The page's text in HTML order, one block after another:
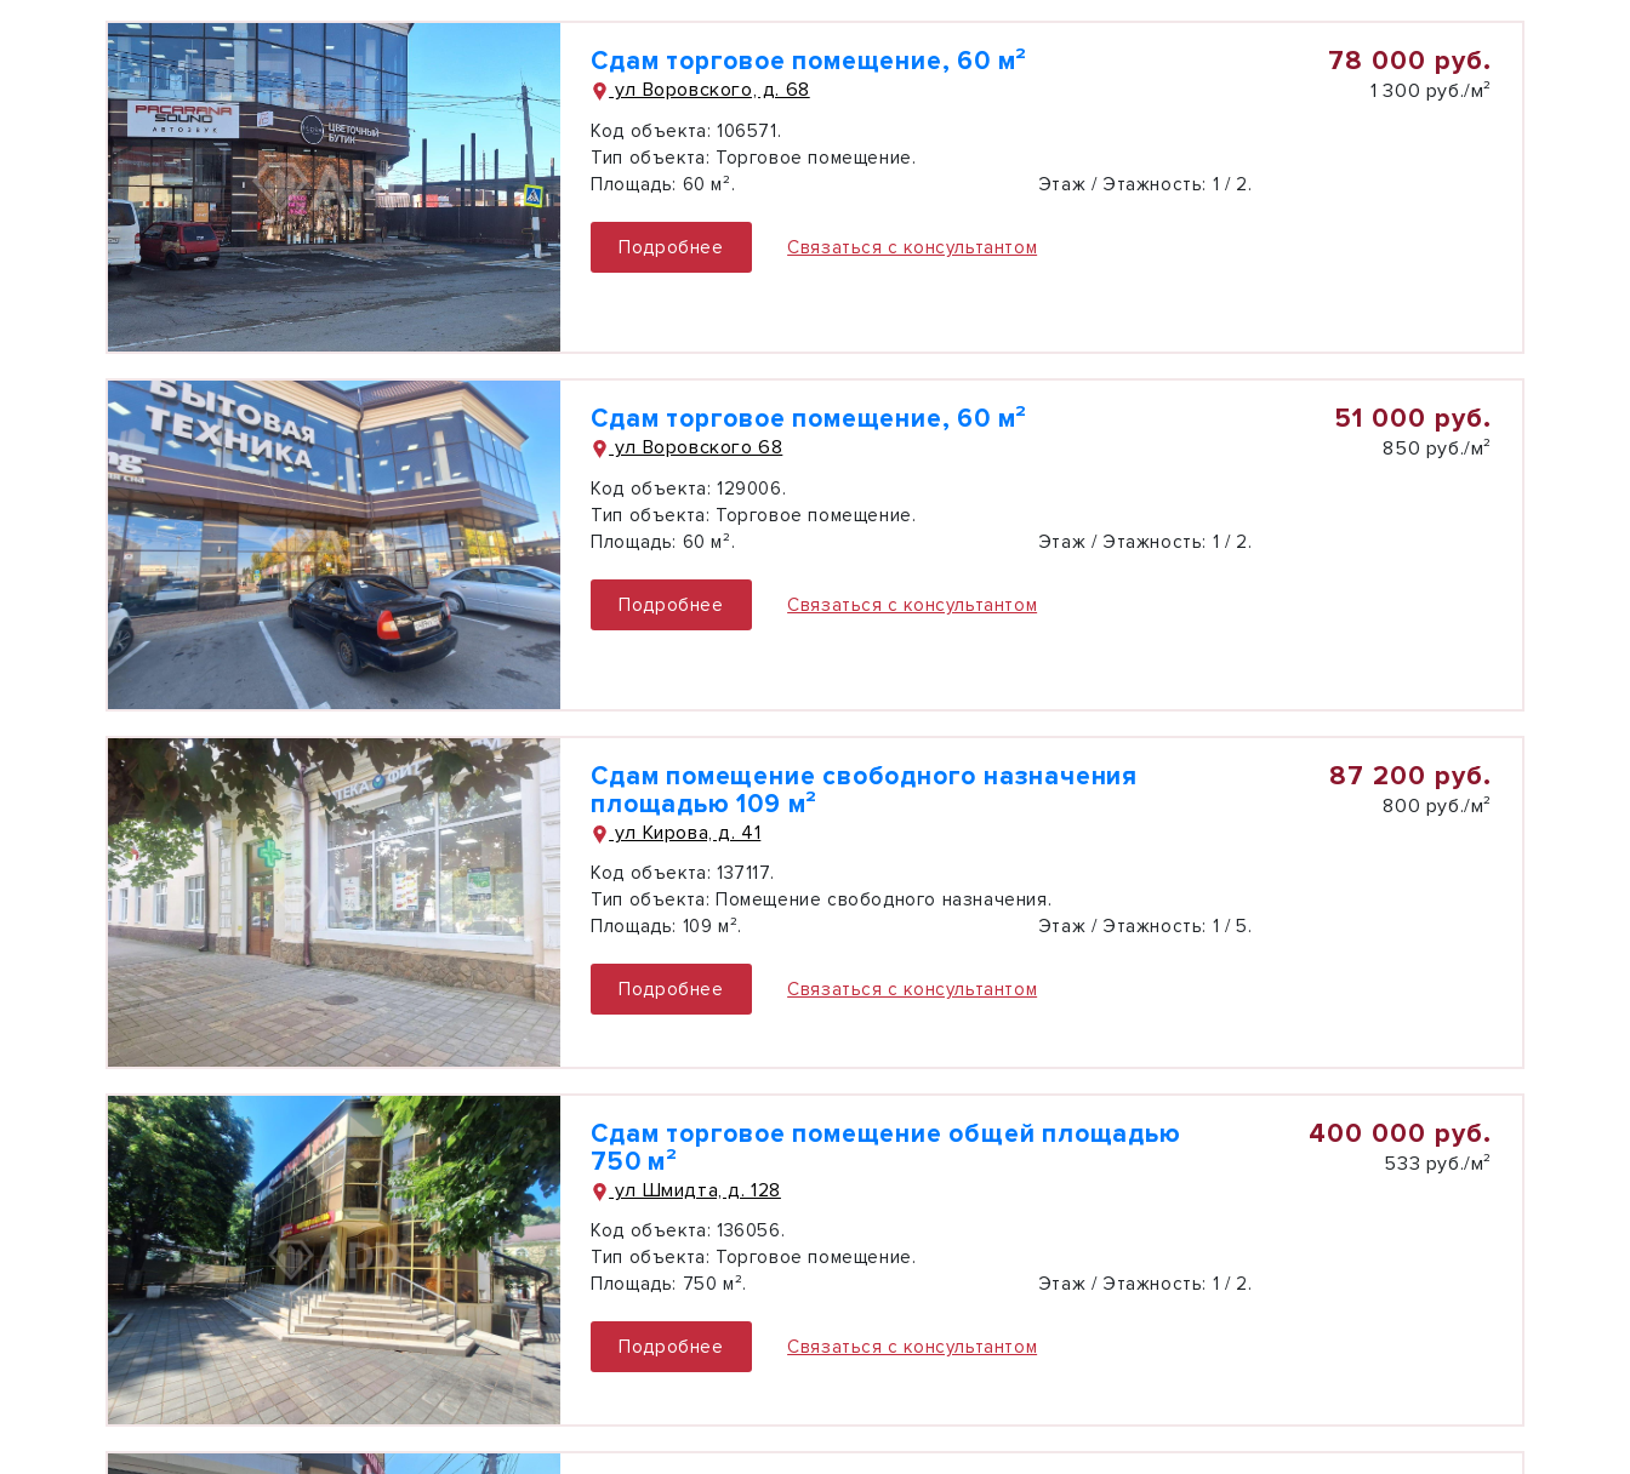
Сдам торговое помещение, 60 м²
ул Воровского, д. 68
78 000 руб.
1 300 руб./м²
Код объекта: 106571.
Тип объекта: Торговое помещение.
Площадь: 60 м². Этаж / Этажность: 1 / 2.
Подробнее Связаться с консультантом
Сдам торговое помещение, 60 м²
ул Воровского 68
51 000 руб.
850 руб./м²
Код объекта: 129006.
Тип объекта: Торговое помещение.
Площадь: 60 м². Этаж / Этажность: 1 / 2.
Подробнее Связаться с консультантом
Сдам помещение свободного назначения
площадью 109 м²
ул Кирова, д. 41
87 200 руб.
800 руб./м²
Код объекта: 137117.
Тип объекта: Помещение свободного назначения.
Площадь: 109 м². Этаж / Этажность: 1 / 5.
Подробнее Связаться с консультантом
Сдам торговое помещение общей площадью
750 м²
ул Шмидта, д. 128
400 000 руб.
533 руб./м²
Код объекта: 136056.
Тип объекта: Торговое помещение.
Площадь: 750 м². Этаж / Этажность: 1 / 2.
Подробнее Связаться с консультантом